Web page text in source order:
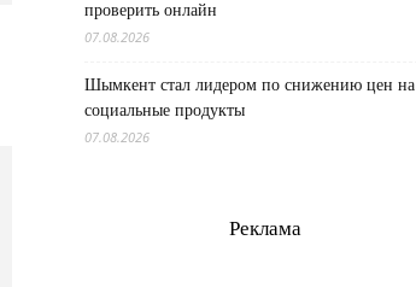
проверить онлайн
07.08.2026
Шымкент стал лидером по снижению цен на
социальные продукты
07.08.2026
Реклама